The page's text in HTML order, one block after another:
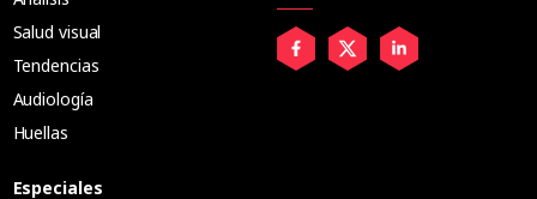
Salud visual
Tendencias
Audiología
Huellas
Especiales